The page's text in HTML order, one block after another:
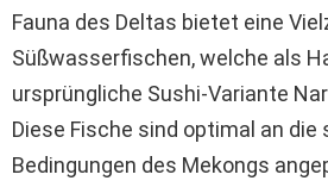
Fauna des Deltas bietet eine
Süßwasserfischen, welche als
ursprüngliche Sushi-Variante
Diese Fische sind optimal an die
Bedingungen des Mekongs